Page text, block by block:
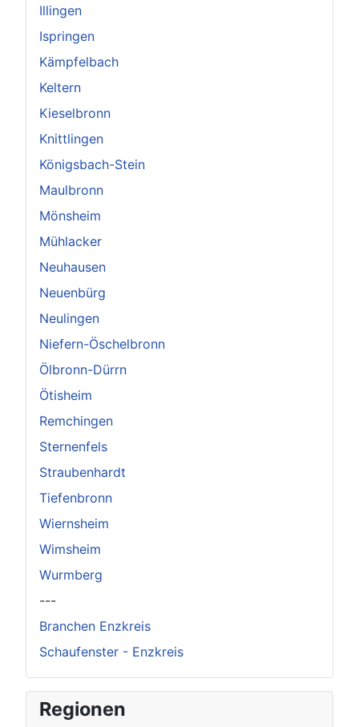
Illingen
Ispringen
Kämpfelbach
Keltern
Kieselbronn
Knittlingen
Königsbach-Stein
Maulbronn
Mönsheim
Mühlacker
Neuhausen
Neuenbürg
Neulingen
Niefern-Öschelbronn
Ölbronn-Dürrn
Ötisheim
Remchingen
Sternenfels
Straubenhardt
Tiefenbronn
Wiernsheim
Wimsheim
Wurmberg
---
Branchen Enzkreis
Schaufenster - Enzkreis
Regionen